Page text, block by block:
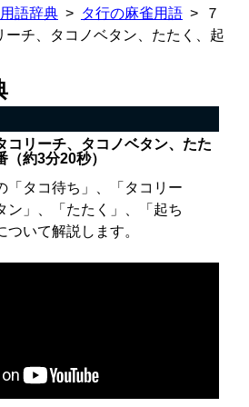
語辞典 タ行の麻雀用語
７
ーチ、タコノベタン、たたく、起
コリーチ、タコノベタン、たた
（約3分20秒）
「タコ待ち」、「タコリー
ン」、「たたく」、「起ち
いて解説します。